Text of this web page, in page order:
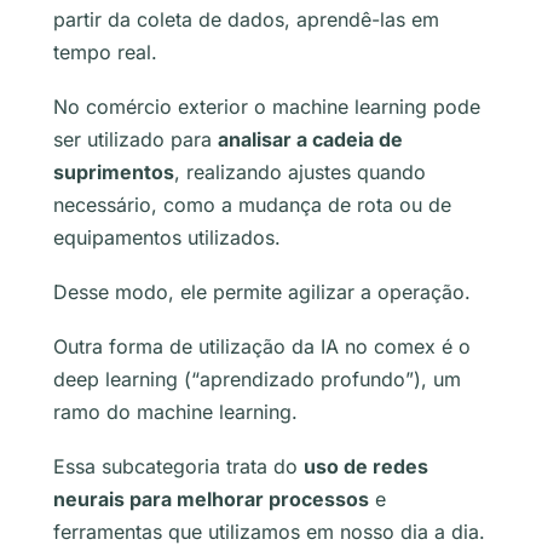
partir da coleta de dados, aprendê-las em
tempo real.
No comércio exterior o machine learning pode
ser utilizado para analisar a cadeia de
suprimentos, realizando ajustes quando
necessário, como a mudança de rota ou de
equipamentos utilizados.
Desse modo, ele permite agilizar a operação.
Outra forma de utilização da IA no comex é o
deep learning (“aprendizado profundo”), um
ramo do machine learning.
Essa subcategoria trata do uso de redes
neurais para melhorar processos e
ferramentas que utilizamos em nosso dia a dia.